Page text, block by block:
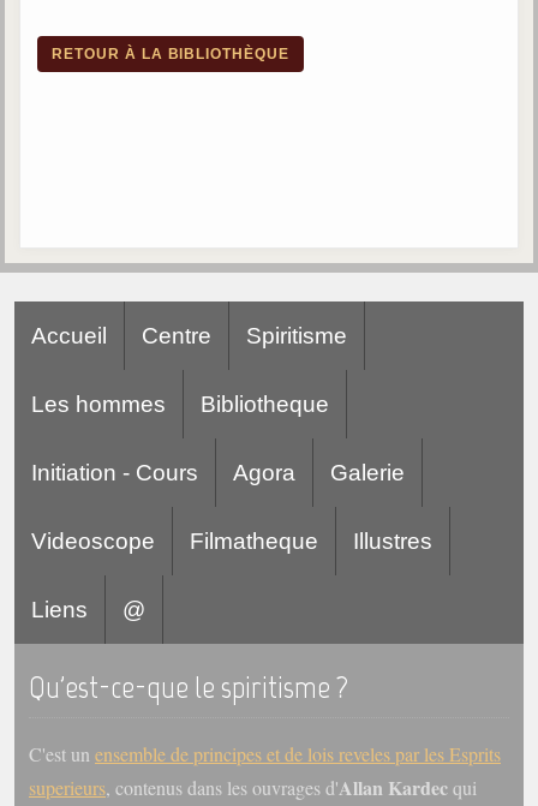
Enseignement
Posez votre question
Photos et vidéoscope
Galerie photos
Vidéoscope
Les Illustrés
Vidéos courtes de Divaldo
Liens spirites
France
RETOUR À LA BIBLIOTHÈQUE
Accueil Centre Spiritisme
Les hommes Bibliotheque
Initiation - Cours Agora Galerie
Videoscope Filmatheque Illustres
Liens @
Qu'est-ce-que le spiritisme ?
C'est un ensemble de principes et de lois reveles par les Esprits
superieurs, contenus dans les ouvrages d'Allan Kardecqui